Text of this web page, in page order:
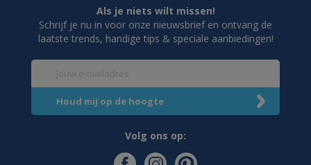
Als je niets wilt missen!
Schrijf je nu in voor onze nieuwsbrief en ontvang de
laatste trends, handige tips & speciale aanbiedingen!
Volg ons op: